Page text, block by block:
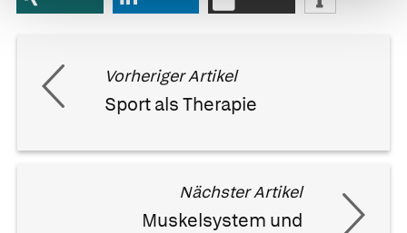
Vorheriger Artikel
Sport als Therapie
Nächster Artikel
Muskelsystem und